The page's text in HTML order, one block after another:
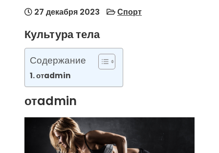
27 декабря 2023 Спорт
Культура тела
Содержание
отadmin
отadmin